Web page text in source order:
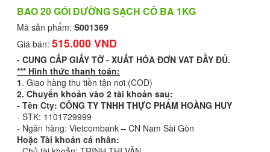
BAO 20 GÓI ĐƯỜNG SẠCH CÔ BA 1KG
Mã sản phẩm: S001369
Giá bán: 515.000 VND
- CUNG CẤP GIẤY TỜ - XUẤT HÓA ĐƠN VAT ĐẦY ĐỦ.
*** Hình thức thanh toán:
1. Giao hàng thu tiền tận nơi (COD)
2. Chuyển khoản vào 2 tài khoản sau:
- Tên Cty: CÔNG TY TNHH THỰC PHẨM HOÀNG HUY
- STK: 1101729999
- Ngân hàng: Vietcombank – CN Nam Sài Gòn
Hoặc Tài khoản cá nhân: